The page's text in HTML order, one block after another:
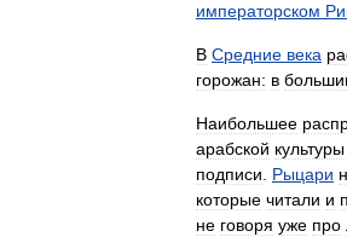
императорском
В Средние века
горожан: в
Наибольшее
арабской культуры
подписи. Рыцари
которые читали и
не говоря уже про